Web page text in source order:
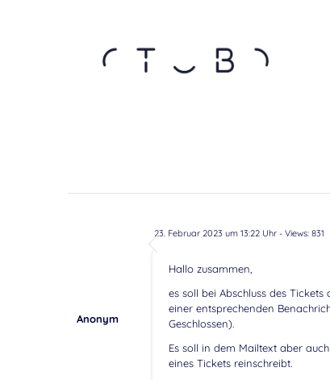
23. Februar 2023 um 13:22 Uhr- Views: 831
Anonym
Hallo zusammen,
es soll bei Abschluss des
einer entsprechenden
Geschlossen).
Es soll in dem Mailtext aber
eines Tickets reinschreibt.